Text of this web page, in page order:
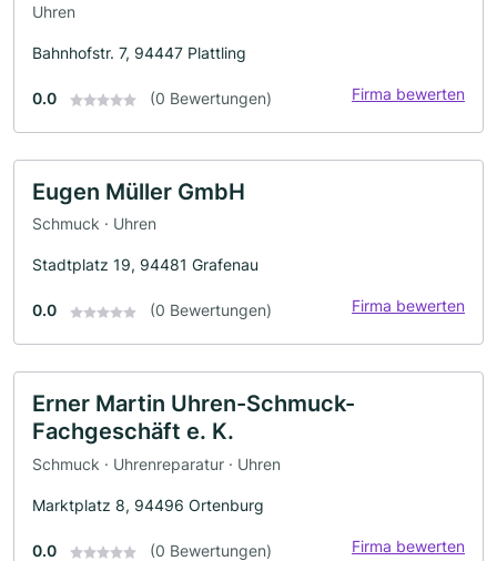
Uhren
Bahnhofstr. 7, 94447 Plattling
0.0 (0 Bewertungen) Firma bewerten
Eugen Müller GmbH
Schmuck · Uhren
Stadtplatz 19, 94481 Grafenau
0.0 (0 Bewertungen) Firma bewerten
Erner Martin Uhren-Schmuck-
Fachgeschäft e. K.
Schmuck · Uhrenreparatur · Uhren
Marktplatz 8, 94496 Ortenburg
0.0 (0 Bewertungen) Firma bewerten